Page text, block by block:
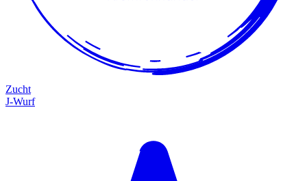
Zucht
J-Wurf